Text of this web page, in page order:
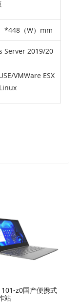
*448（W）mm
Server 2019/20
VMWare ESX
z0国产便携式
站